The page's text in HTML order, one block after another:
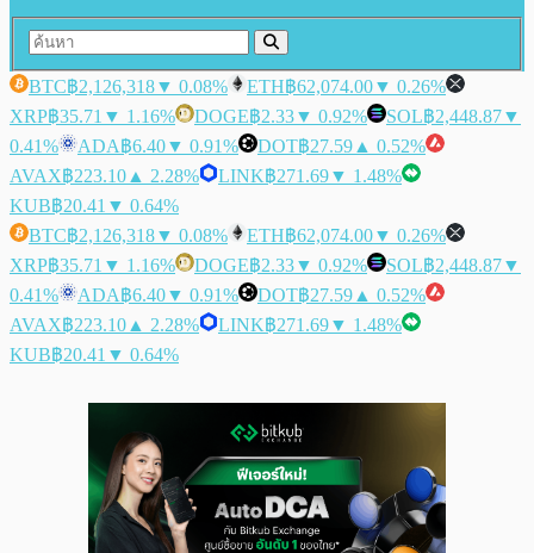
BTC฿2,126,318▼ 0.08% ETH฿62,074.00▼ 0.26%
XRP฿35.71 ▼ 1.16% DOGE฿2.33▼ 0.92% SOL฿2,448.87▼
0.41%
ADA฿6.40▼ 0.91% DOT฿27.59 ▲ 0.52%
AVAX฿223.10 ▲ 2.28% LINK฿271.69▼ 1.48%
KUB฿20.41 ▼ 0.64%
BTC฿2,126,318▼ 0.08% ETH฿62,074.00▼ 0.26%
XRP฿35.71 ▼ 1.16% DOGE฿2.33▼ 0.92% SOL฿2,448.87▼
0.41%
ADA฿6.40▼ 0.91% DOT฿27.59 ▲ 0.52%
AVAX฿223.10 ▲ 2.28% LINK฿271.69▼ 1.48%
KUB฿20.41 ▼ 0.64%